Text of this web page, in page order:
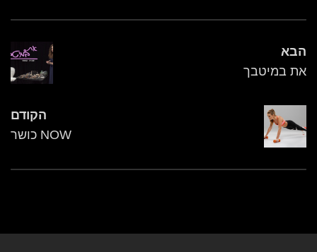
הבא
את במיטבך
הקודם
NOW כושר